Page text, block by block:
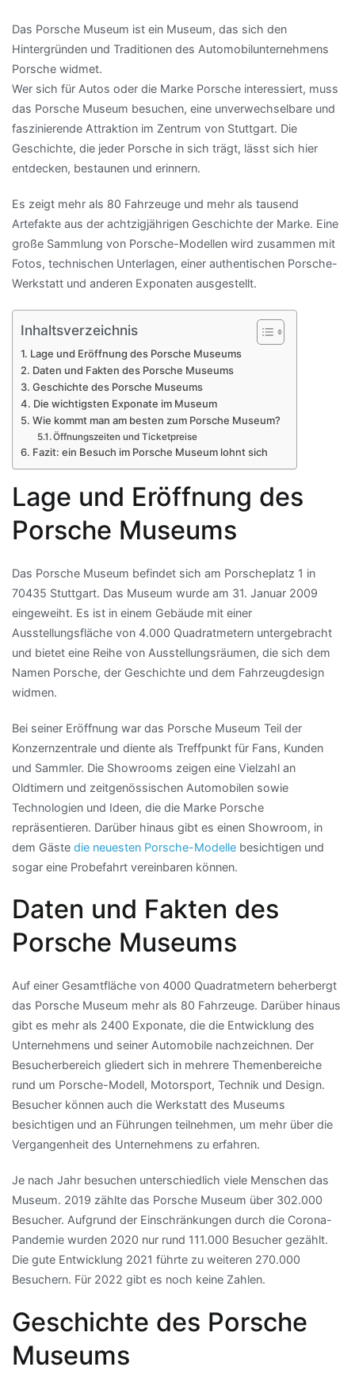
Das Porsche Museum ist ein Museum, das sich den
Hintergründen und Traditionen des Automobilunternehmens
Porsche widmet.
Wer sich für Autos oder die Marke Porsche interessiert, muss
das Porsche Museum besuchen, eine unverwechselbare und
faszinierende Attraktion im Zentrum von Stuttgart. Die
Geschichte, die jeder Porsche in sich trägt, lässt sich hier
entdecken, bestaunen und erinnern.
Es zeigt mehr als 80 Fahrzeuge und mehr als tausend
Artefakte aus der achtzigjährigen Geschichte der Marke. Eine
große Sammlung von Porsche-Modellen wird zusammen mit
Fotos, technischen Unterlagen, einer authentischen Porsche-
Werkstatt und anderen Exponaten ausgestellt.
Inhaltsverzeichnis
Lage und Eröffnung des Porsche Museums
Daten und Fakten des Porsche Museums
Geschichte des Porsche Museums
Die wichtigsten Exponate im Museum
Wie kommt man am besten zum Porsche Museum?
Öffnungszeiten und Ticketpreise
Fazit: ein Besuch im Porsche Museum lohnt sich
Lage und Eröffnung des
Porsche Museums
Das Porsche Museum befindet sich am Porscheplatz 1 in
70435 Stuttgart. Das Museum wurde am 31. Januar 2009
eingeweiht. Es ist in einem Gebäude mit einer
Ausstellungsfläche von 4.000 Quadratmetern untergebracht
und bietet eine Reihe von Ausstellungsräumen, die sich dem
Namen Porsche, der Geschichte und dem Fahrzeugdesign
widmen.
Bei seiner Eröffnung war das Porsche Museum Teil der
Konzernzentrale und diente als Treffpunkt für Fans, Kunden
und Sammler. Die Showrooms zeigen eine Vielzahl an
Oldtimern und zeitgenössischen Automobilen sowie
Technologien und Ideen, die die Marke Porsche
repräsentieren. Darüber hinaus gibt es einen Showroom, in
dem Gäste die neuesten Porsche-Modelle besichtigen und
sogar eine Probefahrt vereinbaren können.
Daten und Fakten des
Porsche Museums
Auf einer Gesamtfläche von 4000 Quadratmetern beherbergt
das Porsche Museum mehr als 80 Fahrzeuge. Darüber hinaus
gibt es mehr als 2400 Exponate, die die Entwicklung des
Unternehmens und seiner Automobile nachzeichnen. Der
Besucherbereich gliedert sich in mehrere Themenbereiche
rund um Porsche-Modell, Motorsport, Technik und Design.
Besucher können auch die Werkstatt des Museums
besichtigen und an Führungen teilnehmen, um mehr über die
Vergangenheit des Unternehmens zu erfahren.
Je nach Jahr besuchen unterschiedlich viele Menschen das
Museum. 2019 zählte das Porsche Museum über 302.000
Besucher. Aufgrund der Einschränkungen durch die Corona-
Pandemie wurden 2020 nur rund 111.000 Besucher gezählt.
Die gute Entwicklung 2021 führte zu weiteren 270.000
Besuchern. Für 2022 gibt es noch keine Zahlen.
Geschichte des Porsche
Museums